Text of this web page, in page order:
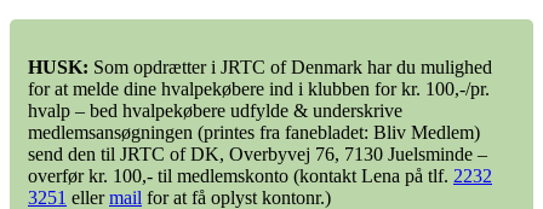
HUSK: Som opdrætter i JRTC of Denmark har du mulighed
for at melde dine hvalpekøbere ind i klubben for kr. 100,-/pr.
hvalp – bed hvalpekøbere udfylde & underskrive
medlemsansøgningen (printes fra fanebladet: Bliv Medlem)
send den til JRTC of DK, Overbyvej 76, 7130 Juelsminde –
overfør kr. 100,- til medlemskonto (kontakt Lena på tlf. 2232
3251 ellermail for at få oplyst kontonr.)